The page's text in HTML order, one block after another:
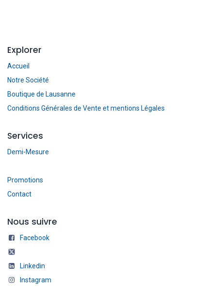
Explorer
Accueil
Notre Société
Boutique de Lausanne
Conditions Générales de Vente et mentions Légales
Services
Demi-Mesure
Promotions
Contact
Nous suivre
Facebook
Linkedin
Instagram